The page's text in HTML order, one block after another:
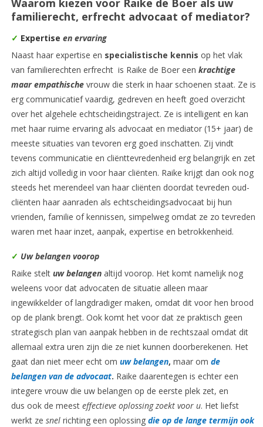
Waarom kiezen voor Raike de Boer als uw
familierecht, erfrecht advocaat of mediator?
✓ Expertise en ervaring
Naast haar expertise en specialistische kennis op het vlak
van familierechten erfrecht is Raike de Boer een krachtige
maar empathischevrouw die sterk in haar schoenen staat. Ze is
erg communicatief vaardig, gedreven en heeft goed overzicht
over het algehele echtscheidingstraject. Ze is intelligent en kan
met haar ruime ervaring als advocaat en mediator (15+ jaar) de
meeste situaties van tevoren erg goed inschatten. Zij vindt
tevens communicatie en cliënttevredenheid erg belangrijk en zet
zich altijd volledig in voor haar cliënten. Raike krijgt dan ook nog
steeds het merendeel van haar cliënten doordat tevreden oud-
cliënten haar aanraden als echtscheidingsadvocaat bij hun
vrienden, familie of kennissen, simpelweg omdat ze zo tevreden
waren met haar inzet, aanpak, expertise en betrokkenheid.
✓ Uw belangen voorop
Raike stelt uw belangenaltijd voorop. Het komt namelijk nog
weleens voor dat advocaten de situatie alleen maar
ingewikkelder of langdradiger maken, omdat dit voor hen brood
op de plank brengt. Ook komt het voor dat ze praktisch geen
strategisch plan van aanpak hebben in de rechtszaal omdat dit
allemaal extra uren zijn die ze niet kunnen doorberekenen. Het
gaat dan niet meer echt om uw belangen, maar om de
belangen van de advocaat. Raike daarentegen is echter een
integere vrouw die uw belangen op de eerste plek zet, en
dus ook de meest effectieve oplossing zoekt voor u. Het liefst
werkt ze snelrichting een oplossingdie op de lange termijn ook